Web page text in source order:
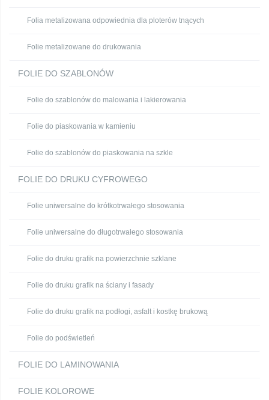
Folia metalizowana odpowiednia dla ploterów tnących
Folie metalizowane do drukowania
FOLIE DO SZABLONÓW
Folie do szablonów do malowania i lakierowania
Folie do piaskowania w kamieniu
Folie do szablonów do piaskowania na szkle
FOLIE DO DRUKU CYFROWEGO
Folie uniwersalne do krótkotrwałego stosowania
Folie uniwersalne do długotrwałego stosowania
Folie do druku grafik na powierzchnie szklane
Folie do druku grafik na ściany i fasady
Folie do druku grafik na podłogi, asfalt i kostkę brukową
Folie do podświetleń
FOLIE DO LAMINOWANIA
FOLIE KOLOROWE